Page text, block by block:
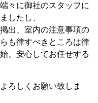
々に御社のスタッフに
したし、
出、室内の注意事項の
も律すべきところは律
、安心してお任せする
ろしくお願い致しま